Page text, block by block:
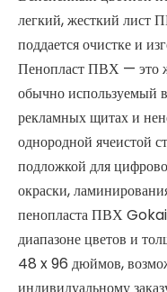
Описание продукта
Краткое описание
Цветная
на выбор: белый,
синий, коричневый,
пенопласт ПВХ с
ПВХ, черная плита
пластиковые листы